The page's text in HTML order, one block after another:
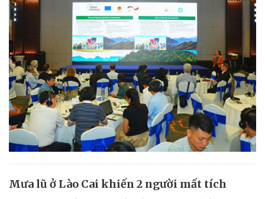
Mưa lũ ở Lào Cai khiến 2 người mất tích